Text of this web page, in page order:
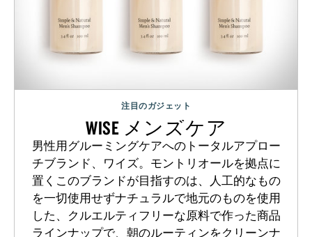
注目のガジェット
WISE メンズケア
男性用グルーミングケアへのトータルアプロー
チブランド、ワイズ。モントリオールを拠点に
置くこのブランドが目指すのは、人工的なもの
を一切使用せずナチュラルで地元のものを使用
した、クルエルティフリーな原料で作った商品
ラインナップで、朝のルーティンをクリーンナ